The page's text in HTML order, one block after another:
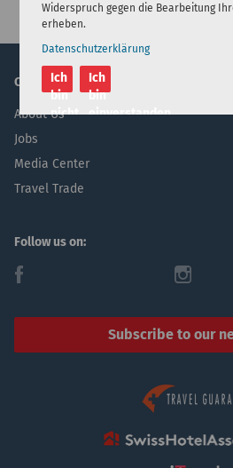
Company
About Us
Jobs
Media Center
Travel Trade
Follow us on:
f i
Subscribe to our
Widerspruch gegen die Bearbeitung
erheben.
Datenschutzerklärung
Ich
bin
nicht
Ich
bin
einverstanden